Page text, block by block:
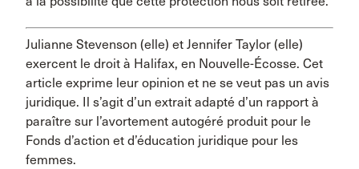
Julianne Stevenson (elle) et Jennifer Taylor (elle)
exercent le droit à Halifax, en Nouvelle-Écosse. Cet
article exprime leur opinion et ne se veut pas un avis
juridique. Il s’agit d’un extrait adapté d’un rapport à
paraître sur l’avortement autogéré produit pour le
Fonds d’action et d’éducation juridique pour les
femmes.